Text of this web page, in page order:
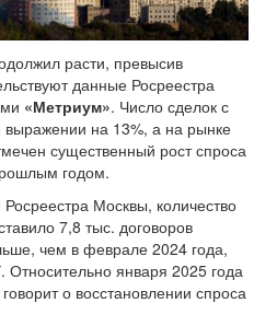
расти, превысив
данные Росреестра
«Метриум». Число сделок с
выражении на 13%, а на рынке
существенный рост спроса
годом.
Москвы, количество
7,8 тыс. договоров
чем в феврале 2024 года,
января 2025 года
о восстановлении спроса